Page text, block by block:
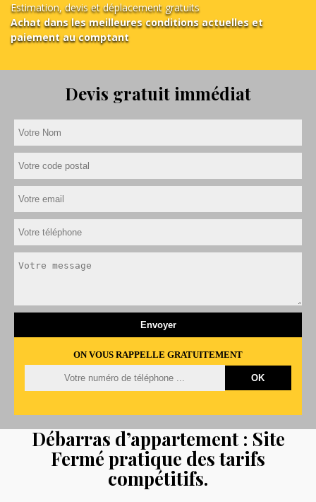
Estimation, devis et déplacement gratuits
Achat dans les meilleures conditions actuelles et
paiement au comptant
Devis gratuit immédiat
ON VOUS RAPPELLE GRATUITEMENT
Débarras d’appartement : Site
Fermé pratique des tarifs
compétitifs.